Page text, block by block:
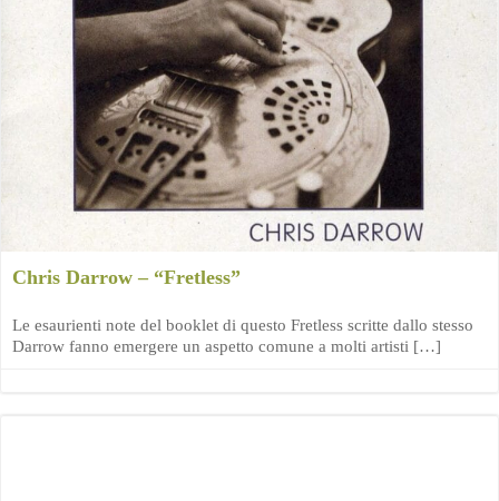
Chris Darrow – “Fretless”
Le esaurienti note del booklet di questo Fretless scritte dallo stesso
Darrow fanno emergere un aspetto comune a molti artisti […]